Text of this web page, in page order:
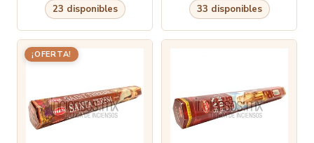
23 disponibles 33 disponibles
¡OFERTA!